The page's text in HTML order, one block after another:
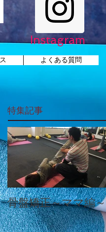
Instagram
よくある質問
特集記事
骨盤矯正～ママ編～